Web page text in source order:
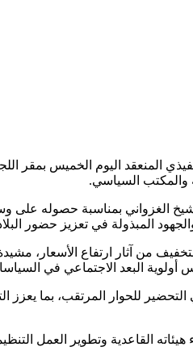
المنعقد اليوم الخميس بمقر
والمكتب السياسي.
بمناسبة حصوله على
المبذولة في تعزيز حضور
من آثار ارتفاع الأسعار،
البعد الاجتماعي في
للحوار المرتقب، بما يعزز
القاعدية وتطوير العمل